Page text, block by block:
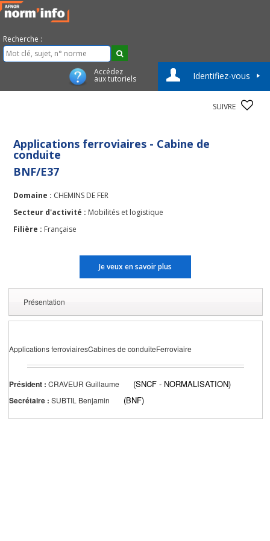
Recherche :
Accédez
aux tutoriels Identifiez-vous
SUIVRE
Applications ferroviaires - Cabine de
conduite
BNF/E37
Domaine : CHEMINS DE FER
Secteur d'activité : Mobilités et logistique
Filière : Française
Je veux en savoir plus
Présentation
Applications ferroviairesCabines de conduiteFerroviaire
Président : CRAVEUR Guillaume (SNCF - NORMALISATION)
Secrétaire : SUBTIL Benjamin (BNF)